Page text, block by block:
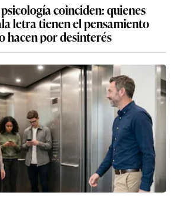
coinciden: quienes
letra tienen el pensamiento
hacen por desinterés